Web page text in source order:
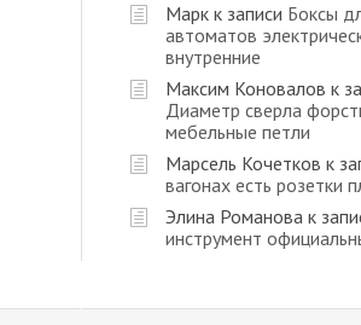
Марк к записи Боксы
автоматов
внутренние
Максим Коновалов к
Диаметр сверла
мебельные петли
Марсель Кочетков к
вагонах есть розетки
Элина Романова к
инструмент